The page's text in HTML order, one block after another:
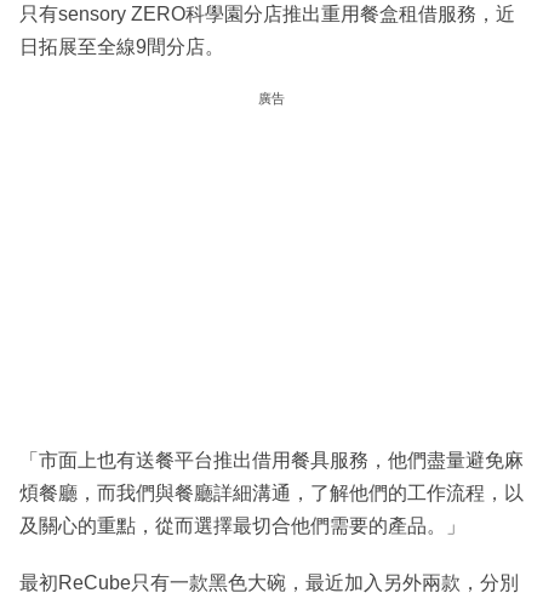
只有sensory ZERO科學園分店推出重用餐盒租借服務，近
日拓展至全線9間分店。
廣告
「市面上也有送餐平台推出借用餐具服務，他們盡量避免麻
煩餐廳，而我們與餐廳詳細溝通，了解他們的工作流程，以
及關心的重點，從而選擇最切合他們需要的產品。」
最初ReCube只有一款黑色大碗，最近加入另外兩款，分別